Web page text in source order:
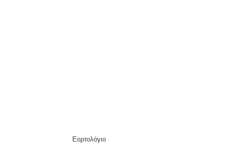
Εορτολόγιο